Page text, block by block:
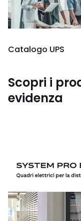
Catalogo UPS
Scopri i
evidenza